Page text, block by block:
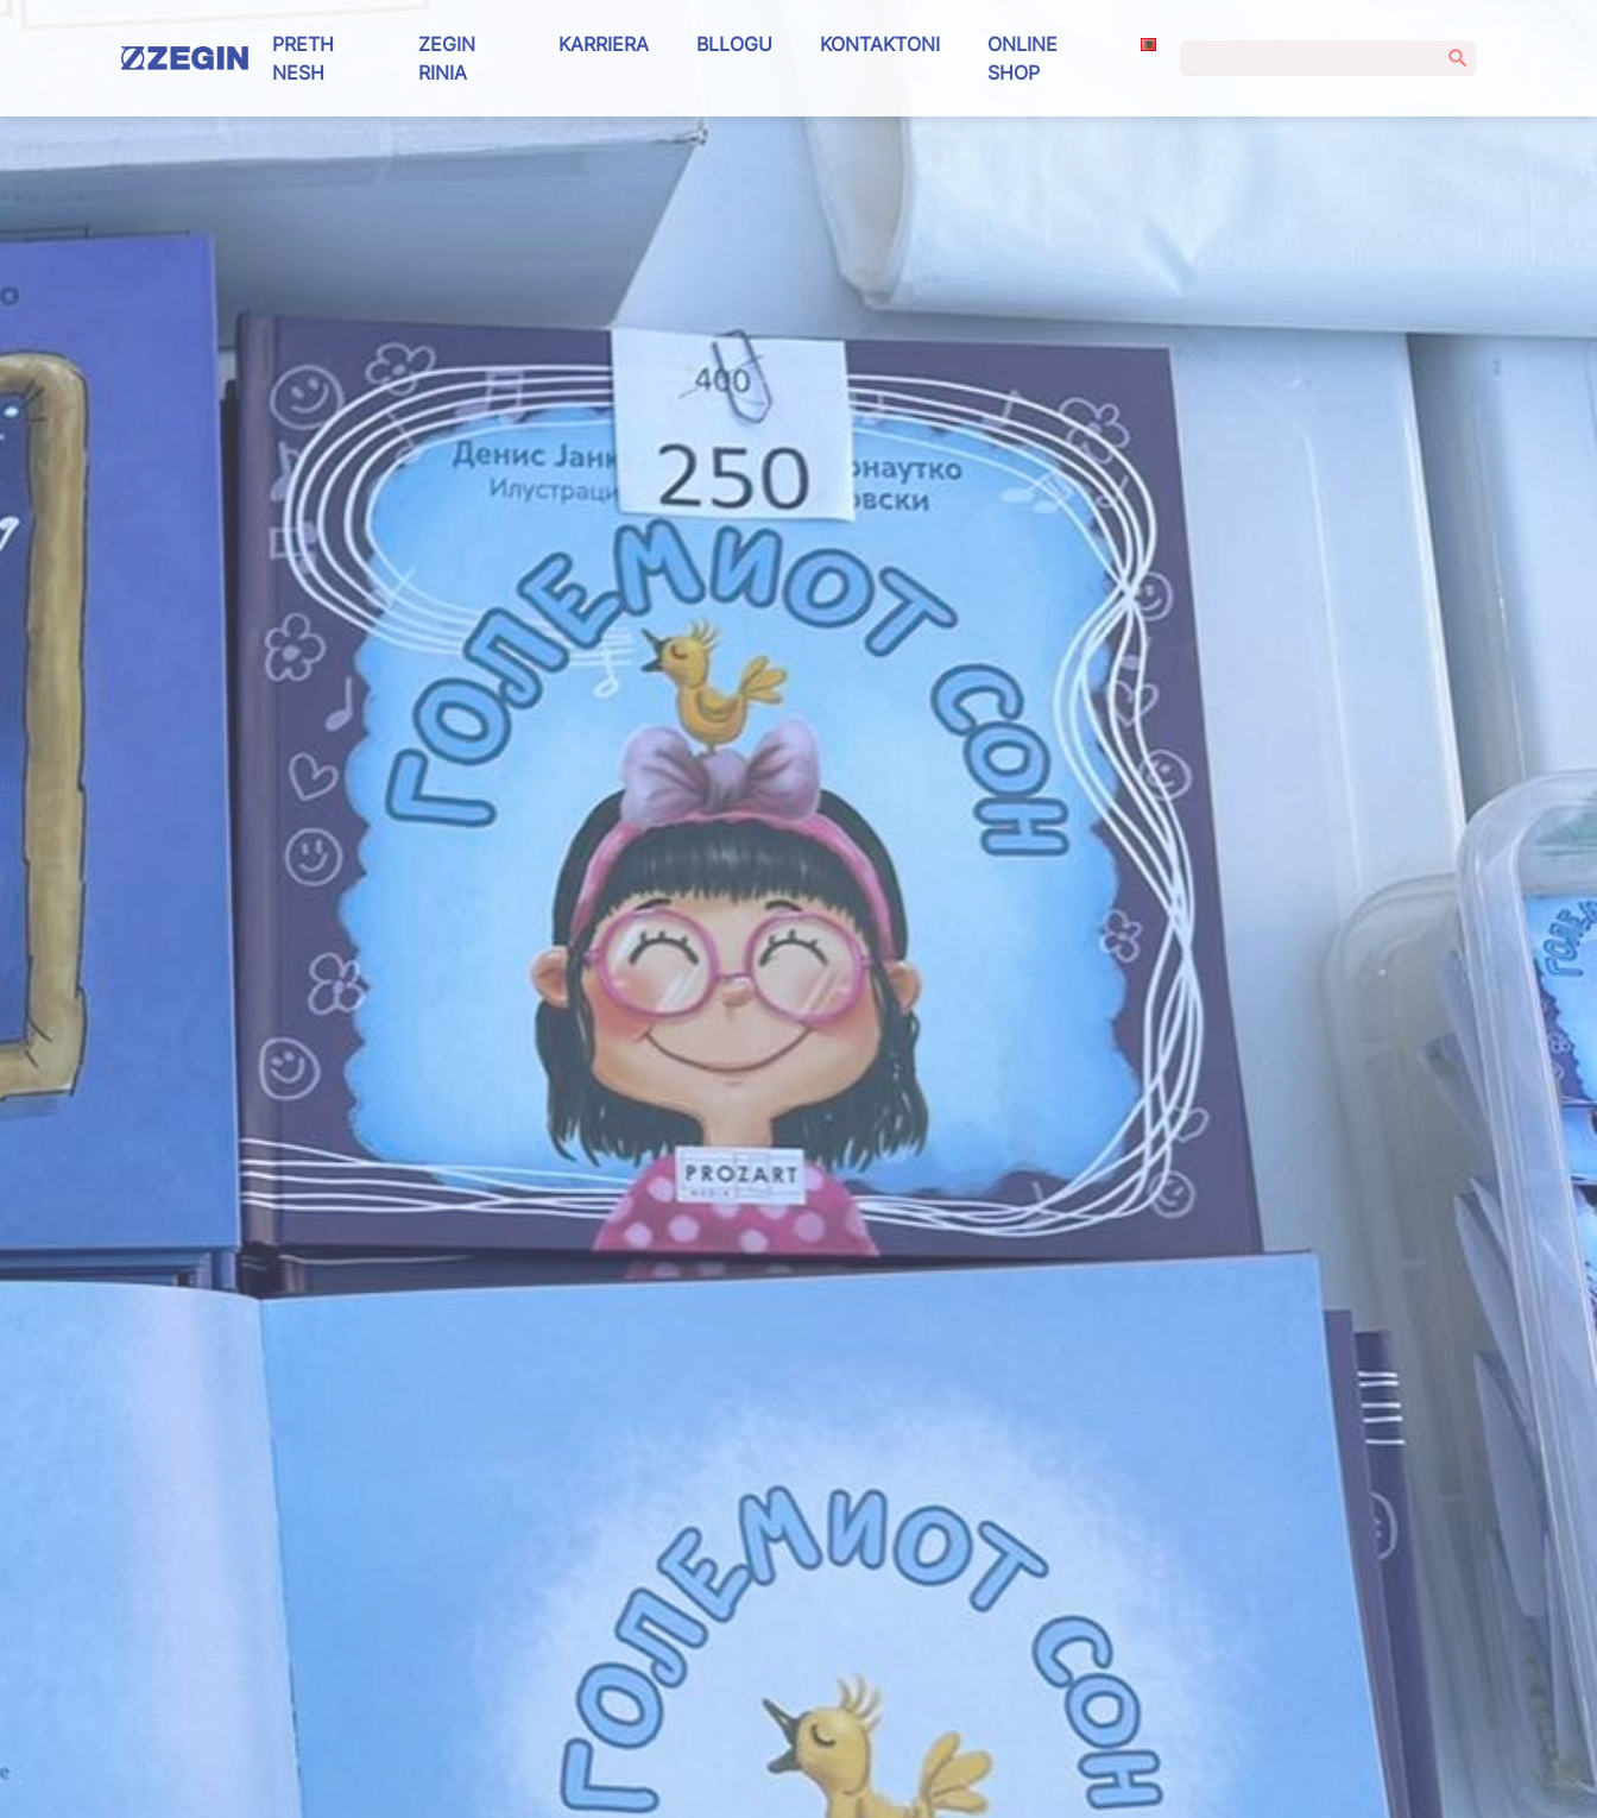
PRETH
NESH
ZEGIN
RINIA
KARRIERA BLLOGU KONTAKTONI
ONLINE
SHOP